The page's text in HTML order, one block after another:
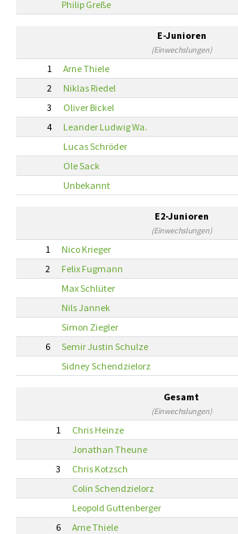
Philip Greße
E-Junioren
(Einwechslungen)
1 Arne Thiele
2
Niklas Riedel
3
Oliver Bickel
4
Leander Ludwig Wa.
Lucas Schröder
Ole Sack
Unbekannt
E2-Junioren
(Einwechslungen)
1 Nico Krieger
2
Felix Fugmann
Max Schlüter
Nils Jannek
Simon Ziegler
6
Semir Justin Schulze
Sidney Schendzielorz
Gesamt
(Einwechslungen)
1 Chris Heinze
Jonathan Theune
3
Chris Kotzsch
Colin Schendzielorz
Leopold Guttenberger
6
Arne Thiele